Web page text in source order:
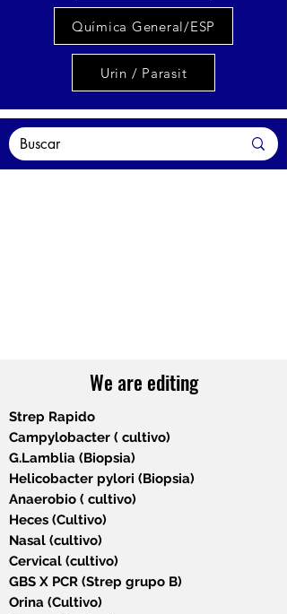
Química General/ESP
Urin / Parasit
We are editing
Strep Rapido
Campylobacter ( cultivo)
G.Lamblia (Biopsia)
Helicobacter pylori (Biopsia)
Anaerobio ( cultivo)
Heces (Cultivo)
Nasal (cultivo)
Cervical (cultivo)
GBS X PCR (Strep grupo B)
Orina (Cultivo)